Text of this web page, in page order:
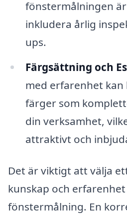
fönstermålningen
inkludera årlig
ups.
Färgsättning och
med erfarenhet kan
färger som
din verksamhet,
attraktivt och
Det är viktigt att välja
kunskap och
fönstermålning. En